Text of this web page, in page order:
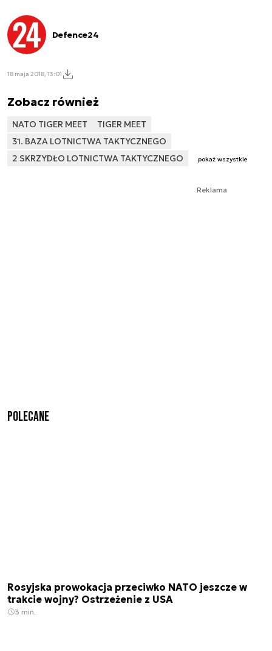
Defence24
18 maja 2018, 13:01
Zobacz również
NATO TIGER MEET
TIGER MEET
31. BAZA LOTNICTWA TAKTYCZNEGO
2 SKRZYDŁO LOTNICTWA TAKTYCZNEGO
pokaż wszystkie
Reklama
Polecane
Rosyjska prowokacja przeciwko NATO jeszcze w
trakcie wojny? Ostrzeżenie z USA
3 min.